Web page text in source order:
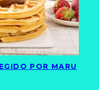
POR MARU